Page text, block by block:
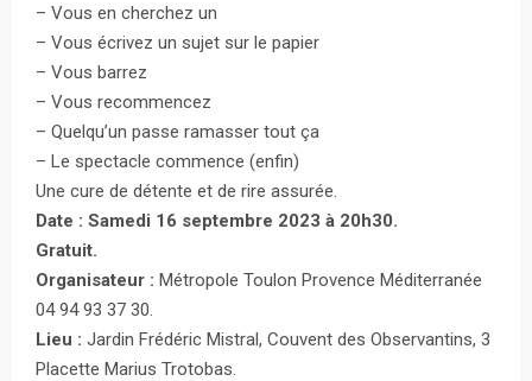
– Vous en cherchez un
– Vous écrivez un sujet sur le papier
– Vous barrez
– Vous recommencez
– Quelqu’un passe ramasser tout ça
– Le spectacle commence (enfin)
Une cure de détente et de rire assurée.
Date : Samedi 16 septembre 2023 à 20h30.
Gratuit.
Organisateur : Métropole Toulon Provence Méditerranée
04 94 93 37 30.
Lieu : Jardin Frédéric Mistral, Couvent des Observantins, 3
Placette Marius Trotobas.